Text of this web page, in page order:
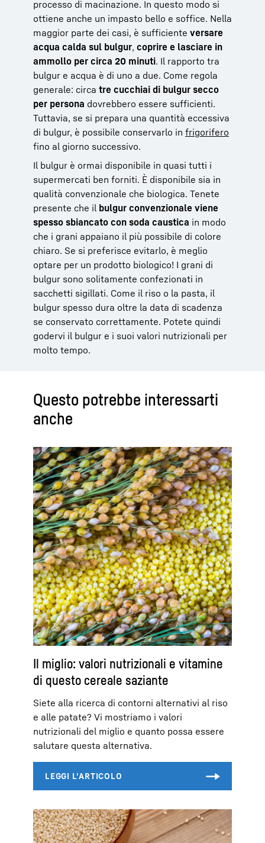
processo di macinazione. In questo modo si
ottiene anche un impasto bello e soffice. Nella
maggior parte dei casi, è sufficiente versare
acqua calda sul bulgur, coprire e lasciare in
ammollo per circa 20 minuti. Il rapporto tra
bulgur e acqua è di uno a due. Come regola
generale: circa tre cucchiai di bulgur secco
per persona dovrebbero essere sufficienti.
Tuttavia, se si prepara una quantità eccessiva
di bulgur, è possibile conservarlo in frigorifero
fino al giorno successivo.
Il bulgur è ormai disponibile in quasi tutti i
supermercati ben forniti. È disponibile sia in
qualità convenzionale che biologica. Tenete
presente che il bulgur convenzionale viene
spesso sbiancato con soda caustica in modo
che i grani appaiano il più possibile di colore
chiaro. Se si preferisce evitarlo, è meglio
optare per un prodotto biologico! I grani di
bulgur sono solitamente confezionati in
sacchetti sigillati. Come il riso o la pasta, il
bulgur spesso dura oltre la data di scadenza
se conservato correttamente. Potete quindi
godervi il bulgur e i suoi valori nutrizionali per
molto tempo.
Questo potrebbe interessarti
anche
Il miglio: valori nutrizionali e vitamine
di questo cereale saziante
Siete alla ricerca di contorni alternativi al riso
e alle patate? Vi mostriamo i valori
nutrizionali del miglio e quanto possa essere
salutare questa alternativa.